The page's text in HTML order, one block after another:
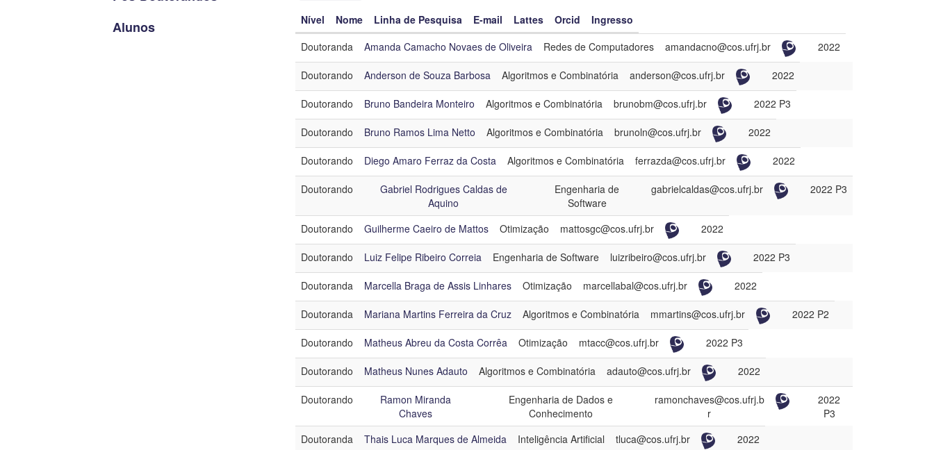
Alunos
Categoria Doutorado - Turma 2022
Nível Nome Linha de Pesquisa E-mail Lattes Orcid
Ingresso
Doutoranda
Amanda Camacho Novaes de Oliveira Redes de Computadores amandacno@cos.ufrj.br 2022
Doutorando Anderson de Souza Barbosa Algoritmos e Combinatória anderson@cos.ufrj.br 2022
Doutorando Bruno Bandeira Monteiro Algoritmos e Combinatória brunobm@cos.ufrj.br 2022 P3
Doutorando Bruno Ramos Lima Netto Algoritmos e Combinatória brunoln@cos.ufrj.br 2022
Doutorando Diego Amaro Ferraz da Costa Algoritmos e Combinatória ferrazda@cos.ufrj.br 2022
Doutorando
Gabriel Rodrigues Caldas de
Aquino
Engenharia de
Software
gabrielcaldas@cos.ufrj.br 2022 P3
Doutorando Guilherme Caeiro de Mattos Otimização mattosgc@cos.ufrj.br 2022
Doutorando Luiz Felipe Ribeiro Correia Engenharia de Software luizribeiro@cos.ufrj.br 2022 P3
Doutoranda Marcella Braga de Assis Linhares Otimização marcellabal@cos.ufrj.br 2022
Doutoranda Mariana Martins Ferreira da Cruz Algoritmos e Combinatória mmartins@cos.ufrj.br 2022 P2
Doutorando Matheus Abreu da Costa Corrêa Otimização mtacc@cos.ufrj.br 2022 P3
Doutorando Matheus Nunes Adauto Algoritmos e Combinatória adauto@cos.ufrj.br 2022
Doutorando
Ramon Miranda
Chaves
Engenharia de Dados e
Conhecimento
ramonchaves@cos.ufrj.b
r
2022
P3
Doutoranda
Thais Luca Marques de Almeida Inteligência Artificial tluca@cos.ufrj.br 2022